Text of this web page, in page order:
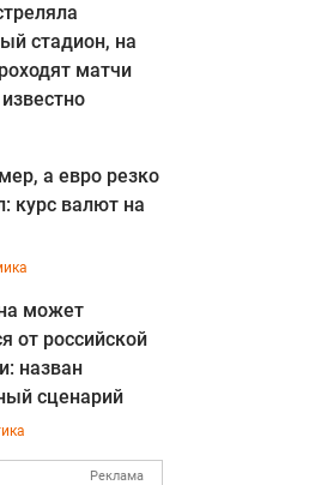
стадион, на
матчи
а евро резко
курс валют на
может
от российской
назван
сценарий
Реклама